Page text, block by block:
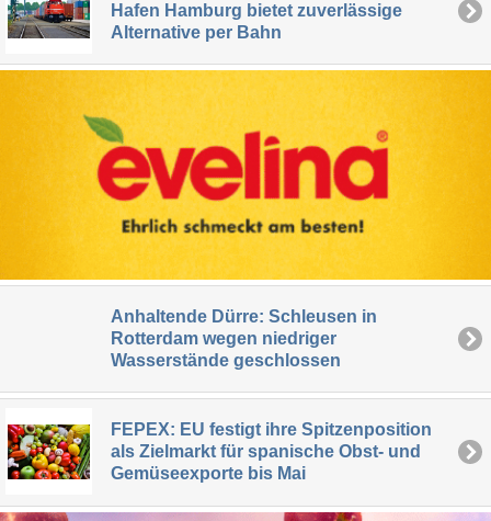
Hafen Hamburg bietet zuverlässige
Alternative per Bahn
Anhaltende Dürre: Schleusen in
Rotterdam wegen niedriger
Wasserstände geschlossen
FEPEX: EU festigt ihre Spitzenposition
als Zielmarkt für spanische Obst- und
Gemüseexporte bis Mai